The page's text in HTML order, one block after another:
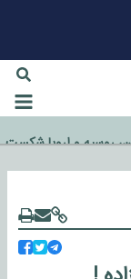
روسیه و اروپا شکست